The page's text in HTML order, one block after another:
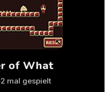
of What
mal gespielt